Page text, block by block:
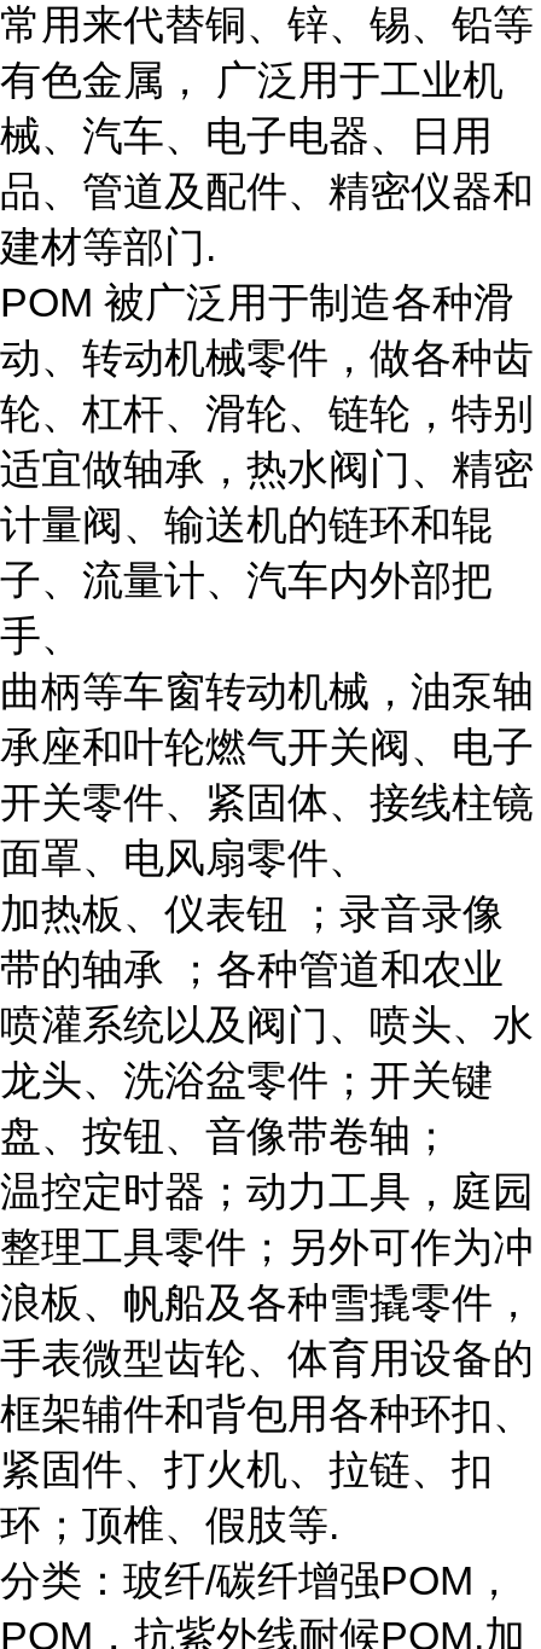
常用来代替铜、锌、锡、铅等
有色金属， 广泛用于工业机
械、汽车、电子电器、日用
品、管道及配件、精密仪器和
建材等部门.
POM 被广泛用于制造各种滑
动、转动机械零件，做各种齿
轮、杠杆、滑轮、链轮，特别
适宜做轴承，热水阀门、精密
计量阀、输送机的链环和辊
子、流量计、汽车内外部把
手、
曲柄等车窗转动机械，油泵轴
承座和叶轮燃气开关阀、电子
开关零件、紧固体、接线柱镜
面罩、电风扇零件、
加热板、仪表钮 ；录音录像
带的轴承 ；各种管道和农业
喷灌系统以及阀门、喷头、水
龙头、洗浴盆零件；开关键
盘、按钮、音像带卷轴；
温控定时器；动力工具，庭园
整理工具零件；另外可作为冲
浪板、帆船及各种雪撬零件，
手表微型齿轮、体育用设备的
框架辅件和背包用各种环扣、
紧固件、打火机、拉链、扣
环；顶椎、假肢等.
分类：玻纤/碳纤增强POM，
POM，抗紫外线耐候POM,加